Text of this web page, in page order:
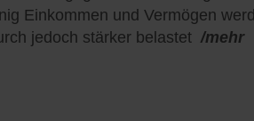
Einkommen und Vermögen
jedoch stärker belastet /mehr